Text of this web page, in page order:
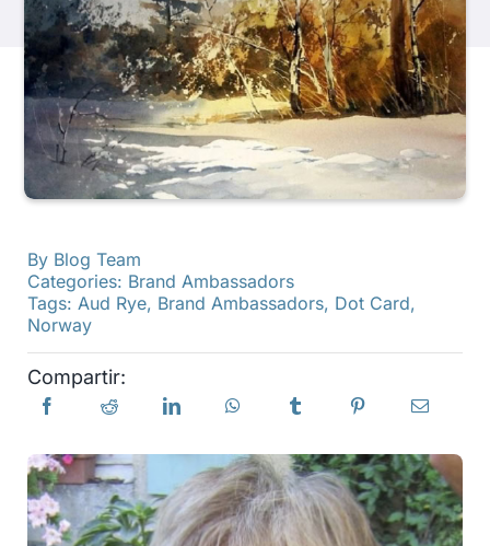
Productos
Eventos
Blog
Recursos
Contáctanos
Suscribir
By Blog Team
Categories: Brand Ambassadors
Tags: Aud Rye, Brand Ambassadors, Dot Card,
Norway
Compartir: